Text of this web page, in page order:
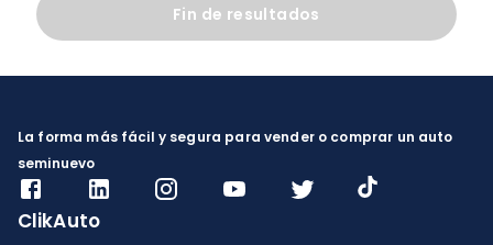
Fin de resultados
La forma más fácil y segura para vender o comprar un auto
seminuevo
ClikAuto